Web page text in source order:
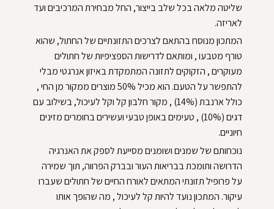
שליטה מלאה בכל שלב בייצור, החל מבחירת המרכיבים ועד
לאריזה.
המתכון מנוסח בהתאם לצרכים התזונתיים של החתול, שהוא
טורף מטבעו , ומותאם לדרישות הספציפיות של חתולים
מעוקרים , הזקוקים לתזונה המתמקדת באיזון אנרגטי מבלי
להתפשר על הטעם. הוא מכיל 50% מוצרים ממקור מן החי ,
כולל ארנבת (14%) , מקור חלבון קל וקל לעיכול, בשילוב עם
דגים (10%) , טעימים באופן טבעי ועשירים בחומרים מזינים
חיוניים.
נוכחותם של שמנים ושומנים מסייעת לספק את האנרגיה
הדרושה ותומכת בבריאות העור ובברק הפרווה, תוך שמירה
על פרופיל תזונתי המתאים לאורח החיים של חתולים שעברו
עיקור. המתכון נועד להיות קל לעיכול , מה שהופך אותו